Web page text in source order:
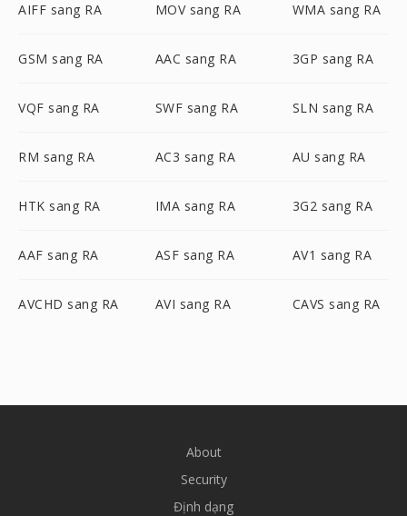
AIFF sang RA MOV sang RA WMA sang RA
GSM sang RA AAC sang RA 3GP sang RA
VQF sang RA SWF sang RA SLN sang RA
RM sang RA AC3 sang RA AU sang RA
HTK sang RA IMA sang RA 3G2 sang RA
AAF sang RA ASF sang RA AV1 sang RA
AVCHD sang RA AVI sang RA CAVS sang RA
About
Security
Định dạng